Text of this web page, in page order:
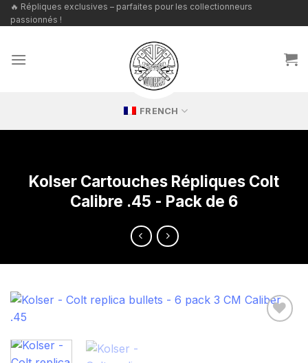
Passer
au
🔥 Répliques exclusives – parfaites pour les collectionneurs
passionnés !
FRENCH
Kolser Cartouches Répliques Colt
Calibre .45 - Pack de 6